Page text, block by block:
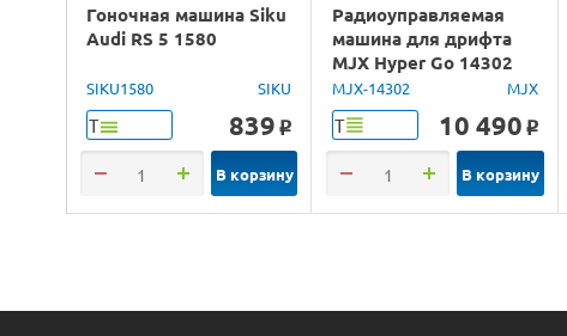
Гоночная машина Siku
Audi RS 5 1580
SIKU1580 SIKU
Т 839 o
В корзину
Радиоуправляемая
машина для дрифта
MJX Hyper Go 14302
Lancia Delta Brushless
4WD 2.4G LED 1/14
RTR
MJX-14302 MJX
Т 10 490 o
В корзину